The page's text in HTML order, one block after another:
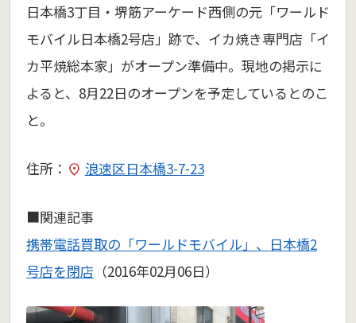
日本橋3丁目・堺筋アーケード西側の元「ワールド
モバイル日本橋2号店」跡で、イカ焼き専門店「イ
カ平焼総本家」がオープン準備中。現地の掲示に
よると、8月22日のオープンを予定しているとのこ
と。
住所： 浪速区日本橋3-7-23
■関連記事
携帯電話買取の「ワールドモバイル」、日本橋2
号店を閉店 （2016年02月06日）